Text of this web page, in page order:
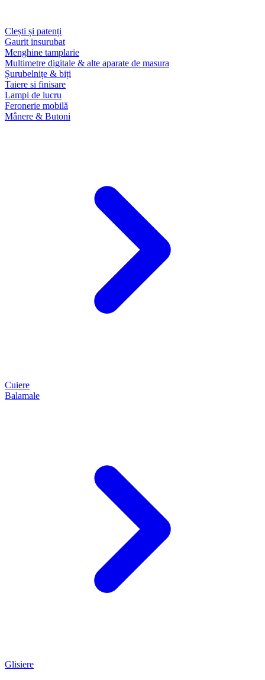
Clești și patenți
Gaurit insurubat
Menghine tamplarie
Multimetre digitale & alte aparate de masura
Șurubelnițe & biți
Taiere si finisare
Lampi de lucru
Feronerie mobilă
Mânere & Butoni
Cuiere
Balamale
Glisiere